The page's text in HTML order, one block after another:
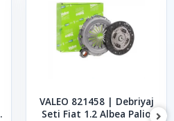
VALEO 821458 | Debriyaj
Seti Fiat 1.2 Albea Palio